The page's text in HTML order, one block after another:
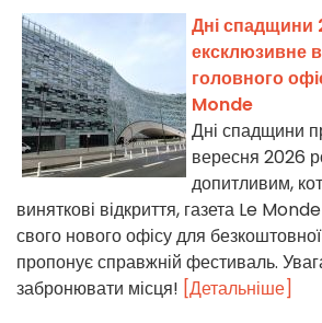
Дні спадщини
ексклюзивне
головного
Monde
Дні спадщини
вересня 2026
допитливим,
виняткові відкриття, газета Le
свого нового офісу для безкоштовної
пропонує справжній фестиваль.
забронювати місця! [Детальніше]